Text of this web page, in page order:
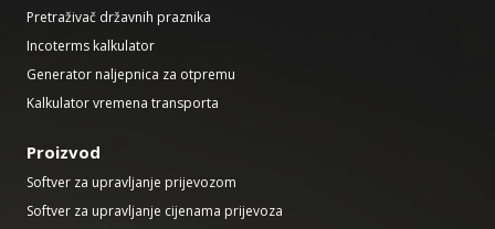
Pretraživač državnih praznika
Incoterms kalkulator
Generator naljepnica za otpremu
Kalkulator vremena transporta
Proizvod
Softver za upravljanje prijevozom
Softver za upravljanje cijenama prijevoza